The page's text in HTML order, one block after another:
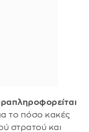
το πόσο κακές
στρατού και